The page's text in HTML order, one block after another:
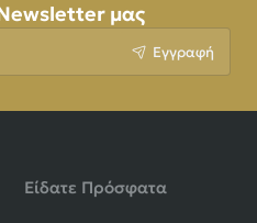
μας
Εγγραφή
Είδατε Πρόσφατα